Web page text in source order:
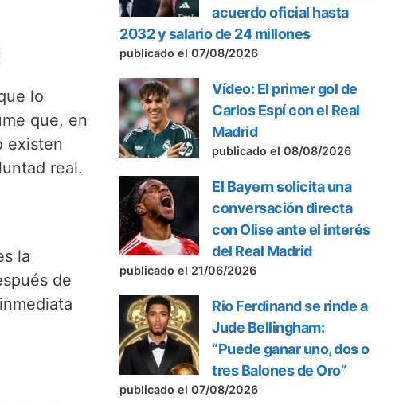
lo
que, en
existen
real.
la
de
acuerdo oficial hasta
2032 y salario de 24 millones
publicado el 07/08/2026
Vídeo: El primer gol de
Carlos Espí con el Real
Madrid
publicado el 08/08/2026
El Bayern solicita una
conversación directa
con Olise ante el interés
del Real Madrid
publicado el 21/06/2026
Rio Ferdinand se rinde a
Jude Bellingham:
“Puede ganar uno, dos o
tres Balones de Oro”
publicado el 07/08/2026